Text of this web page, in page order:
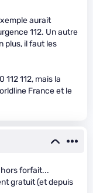
aurait
112. Un autre
plus, il faut les
112 112, mais la
France et le
forfait...
gratuit (et depuis